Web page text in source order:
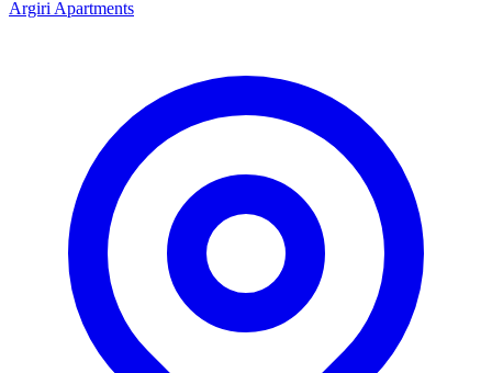
Argiri Apartments